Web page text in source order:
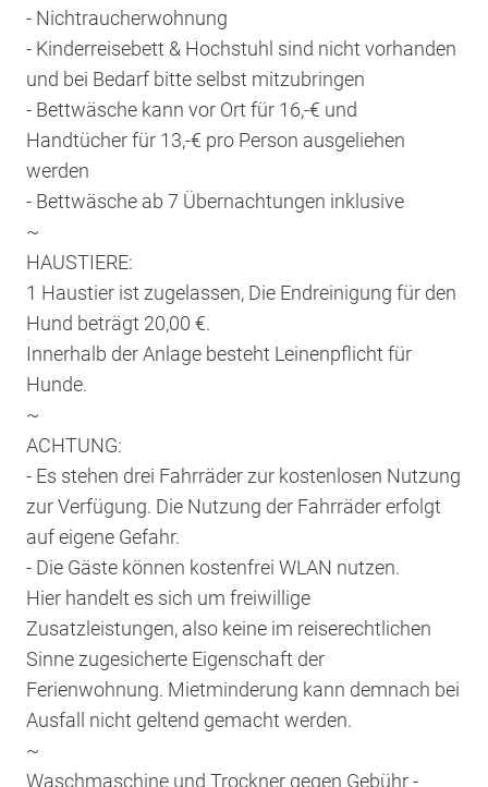
- Nichtraucherwohnung
- Kinderreisebett & Hochstuhl sind nicht vorhanden
und bei Bedarf bitte selbst mitzubringen
- Bettwäsche kann vor Ort für 16,-€ und
Handtücher für 13,-€ pro Person ausgeliehen
werden
- Bettwäsche ab 7 Übernachtungen inklusive
~
HAUSTIERE:
1 Haustier ist zugelassen, Die Endreinigung für den
Hund beträgt 20,00 €.
Innerhalb der Anlage besteht Leinenpflicht für
Hunde.
~
ACHTUNG:
- Es stehen drei Fahrräder zur kostenlosen Nutzung
zur Verfügung. Die Nutzung der Fahrräder erfolgt
auf eigene Gefahr.
- Die Gäste können kostenfrei WLAN nutzen.
Hier handelt es sich um freiwillige
Zusatzleistungen, also keine im reiserechtlichen
Sinne zugesicherte Eigenschaft der
Ferienwohnung. Mietminderung kann demnach bei
Ausfall nicht geltend gemacht werden.
~
Waschmaschine und Trockner gegen Gebühr -